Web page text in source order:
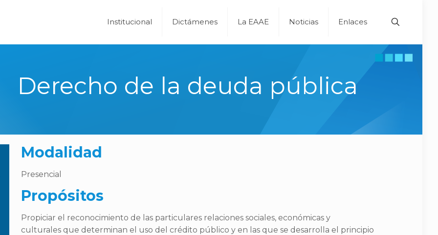
Institucional Dictámenes La EAAE Noticias Enlaces
Derecho de la deuda pública
Modalidad
Presencial
Propósitos
Propiciar el reconocimiento de las particulares relaciones sociales, económicas y
culturales que determinan el uso del crédito público y en las que se desarrolla el principio